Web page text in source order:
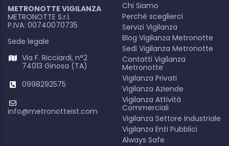
METRONOTTE VIGILANZA
METRONOTTE S.r.l.
P.IVA: 00740070735
Sede legale
Via F. Ricciardi, n°2
74013 Ginosa (TA)
0998292575
info@metronotteist.com
Chi Siamo
Perché sceglierci
Servizi Vigilanza
Blog Vigilanza Metronotte
Sedi Vigilanza Metronotte
Contatti Vigilanza
Metronotte
Vigilanza Privati
Vigilanza Aziende
Vigilanza Attività
Commerciali
Vigilanza Settore Industriale
Vigilanza Enti Pubblici
Always Safe